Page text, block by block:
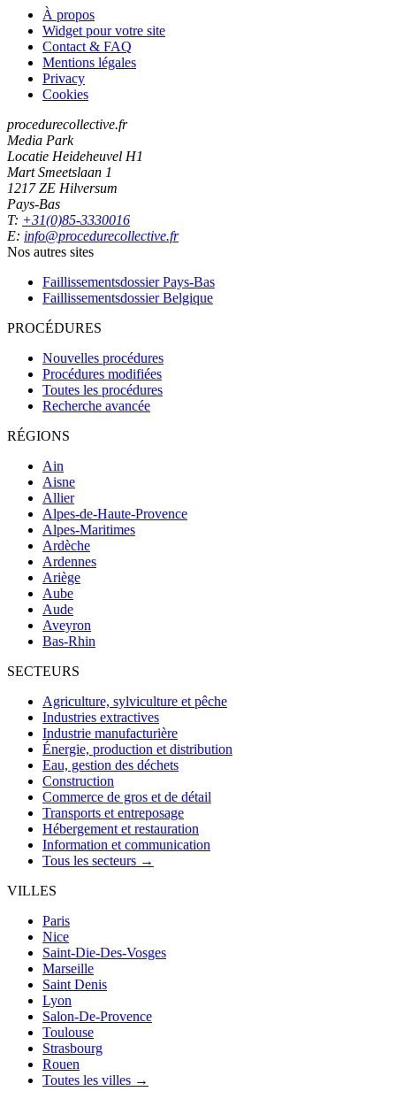
À propos
Widget pour votre site
Contact & FAQ
Mentions légales
Privacy
Cookies
procedurecollective.fr
Media Park
Locatie Heideheuvel H1
Mart Smeetslaan 1
1217 ZE Hilversum
Pays-Bas
T: +31(0)85-3330016
E: info@procedurecollective.fr
Nos autres sites
Faillissementsdossier Pays-Bas
Faillissementsdossier Belgique
PROCÉDURES
Nouvelles procédures
Procédures modifiées
Toutes les procédures
Recherche avancée
RÉGIONS
Ain
Aisne
Allier
Alpes-de-Haute-Provence
Alpes-Maritimes
Ardèche
Ardennes
Ariège
Aube
Aude
Aveyron
Bas-Rhin
SECTEURS
Agriculture, sylviculture et pêche
Industries extractives
Industrie manufacturière
Énergie, production et distribution
Eau, gestion des déchets
Construction
Commerce de gros et de détail
Transports et entreposage
Hébergement et restauration
Information et communication
Tous les secteurs →
VILLES
Paris
Nice
Saint-Die-Des-Vosges
Marseille
Saint Denis
Lyon
Salon-De-Provence
Toulouse
Strasbourg
Rouen
Toutes les villes →